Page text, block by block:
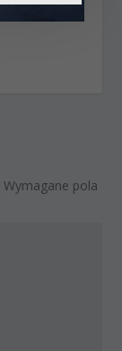
Wymagane pola